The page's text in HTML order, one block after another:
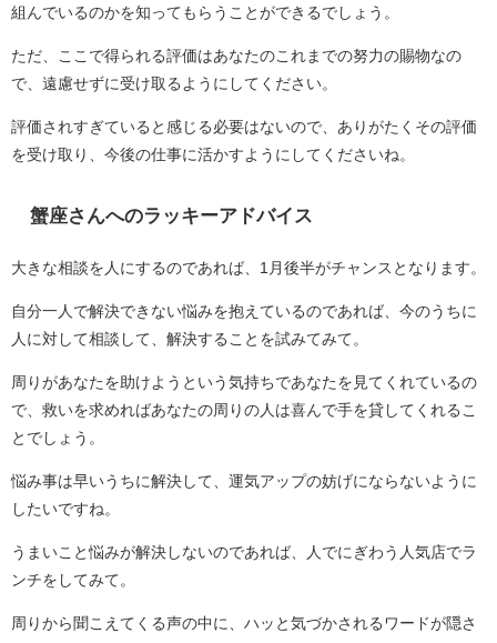
組んでいるのかを知ってもらうことができるでしょう。
ただ、ここで得られる評価はあなたのこれまでの努力の賜物なの
で、遠慮せずに受け取るようにしてください。
評価されすぎていると感じる必要はないので、ありがたくその評価
を受け取り、今後の仕事に活かすようにしてくださいね。
蟹座さんへのラッキーアドバイス
大きな相談を人にするのであれば、1月後半がチャンスとなります。
自分一人で解決できない悩みを抱えているのであれば、今のうちに
人に対して相談して、解決することを試みてみて。
周りがあなたを助けようという気持ちであなたを見てくれているの
で、救いを求めればあなたの周りの人は喜んで手を貸してくれるこ
とでしょう。
悩み事は早いうちに解決して、運気アップの妨げにならないように
したいですね。
うまいこと悩みが解決しないのであれば、人でにぎわう人気店でラ
ンチをしてみて。
周りから聞こえてくる声の中に、ハッと気づかされるワードが隠さ